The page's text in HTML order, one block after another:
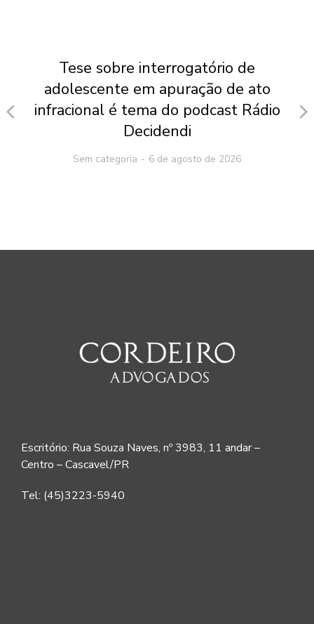
Tese sobre interrogatório de
adolescente em apuração de ato
infracional é tema do podcast Rádio
Decidendi
Sem categoria 6 de agosto de 2026
Escritório: Rua Souza Naves, nº 3983, 11 andar –
Centro – Cascavel/PR
Tel: (45)3223-5940